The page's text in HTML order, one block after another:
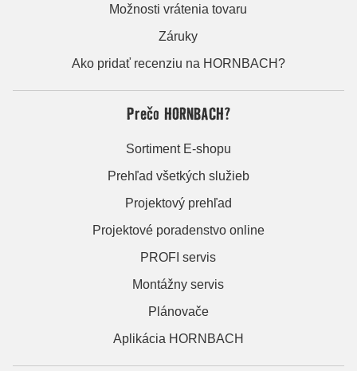
Možnosti vrátenia tovaru
Záruky
Ako pridať recenziu na HORNBACH?
Prečo HORNBACH?
Sortiment E-shopu
Prehľad všetkých služieb
Projektový prehľad
Projektové poradenstvo online
PROFI servis
Montážny servis
Plánovače
Aplikácia HORNBACH